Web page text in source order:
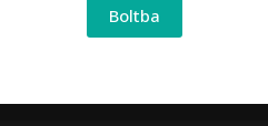
Boltba